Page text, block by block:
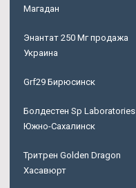
Магадан
Энантат 250 Мг продажа
Украина
Grf29 Бирюсинск
Болдестен Sp Laboratories
Южно-Сахалинск
Тритрен Golden Dragon
Хасавюрт